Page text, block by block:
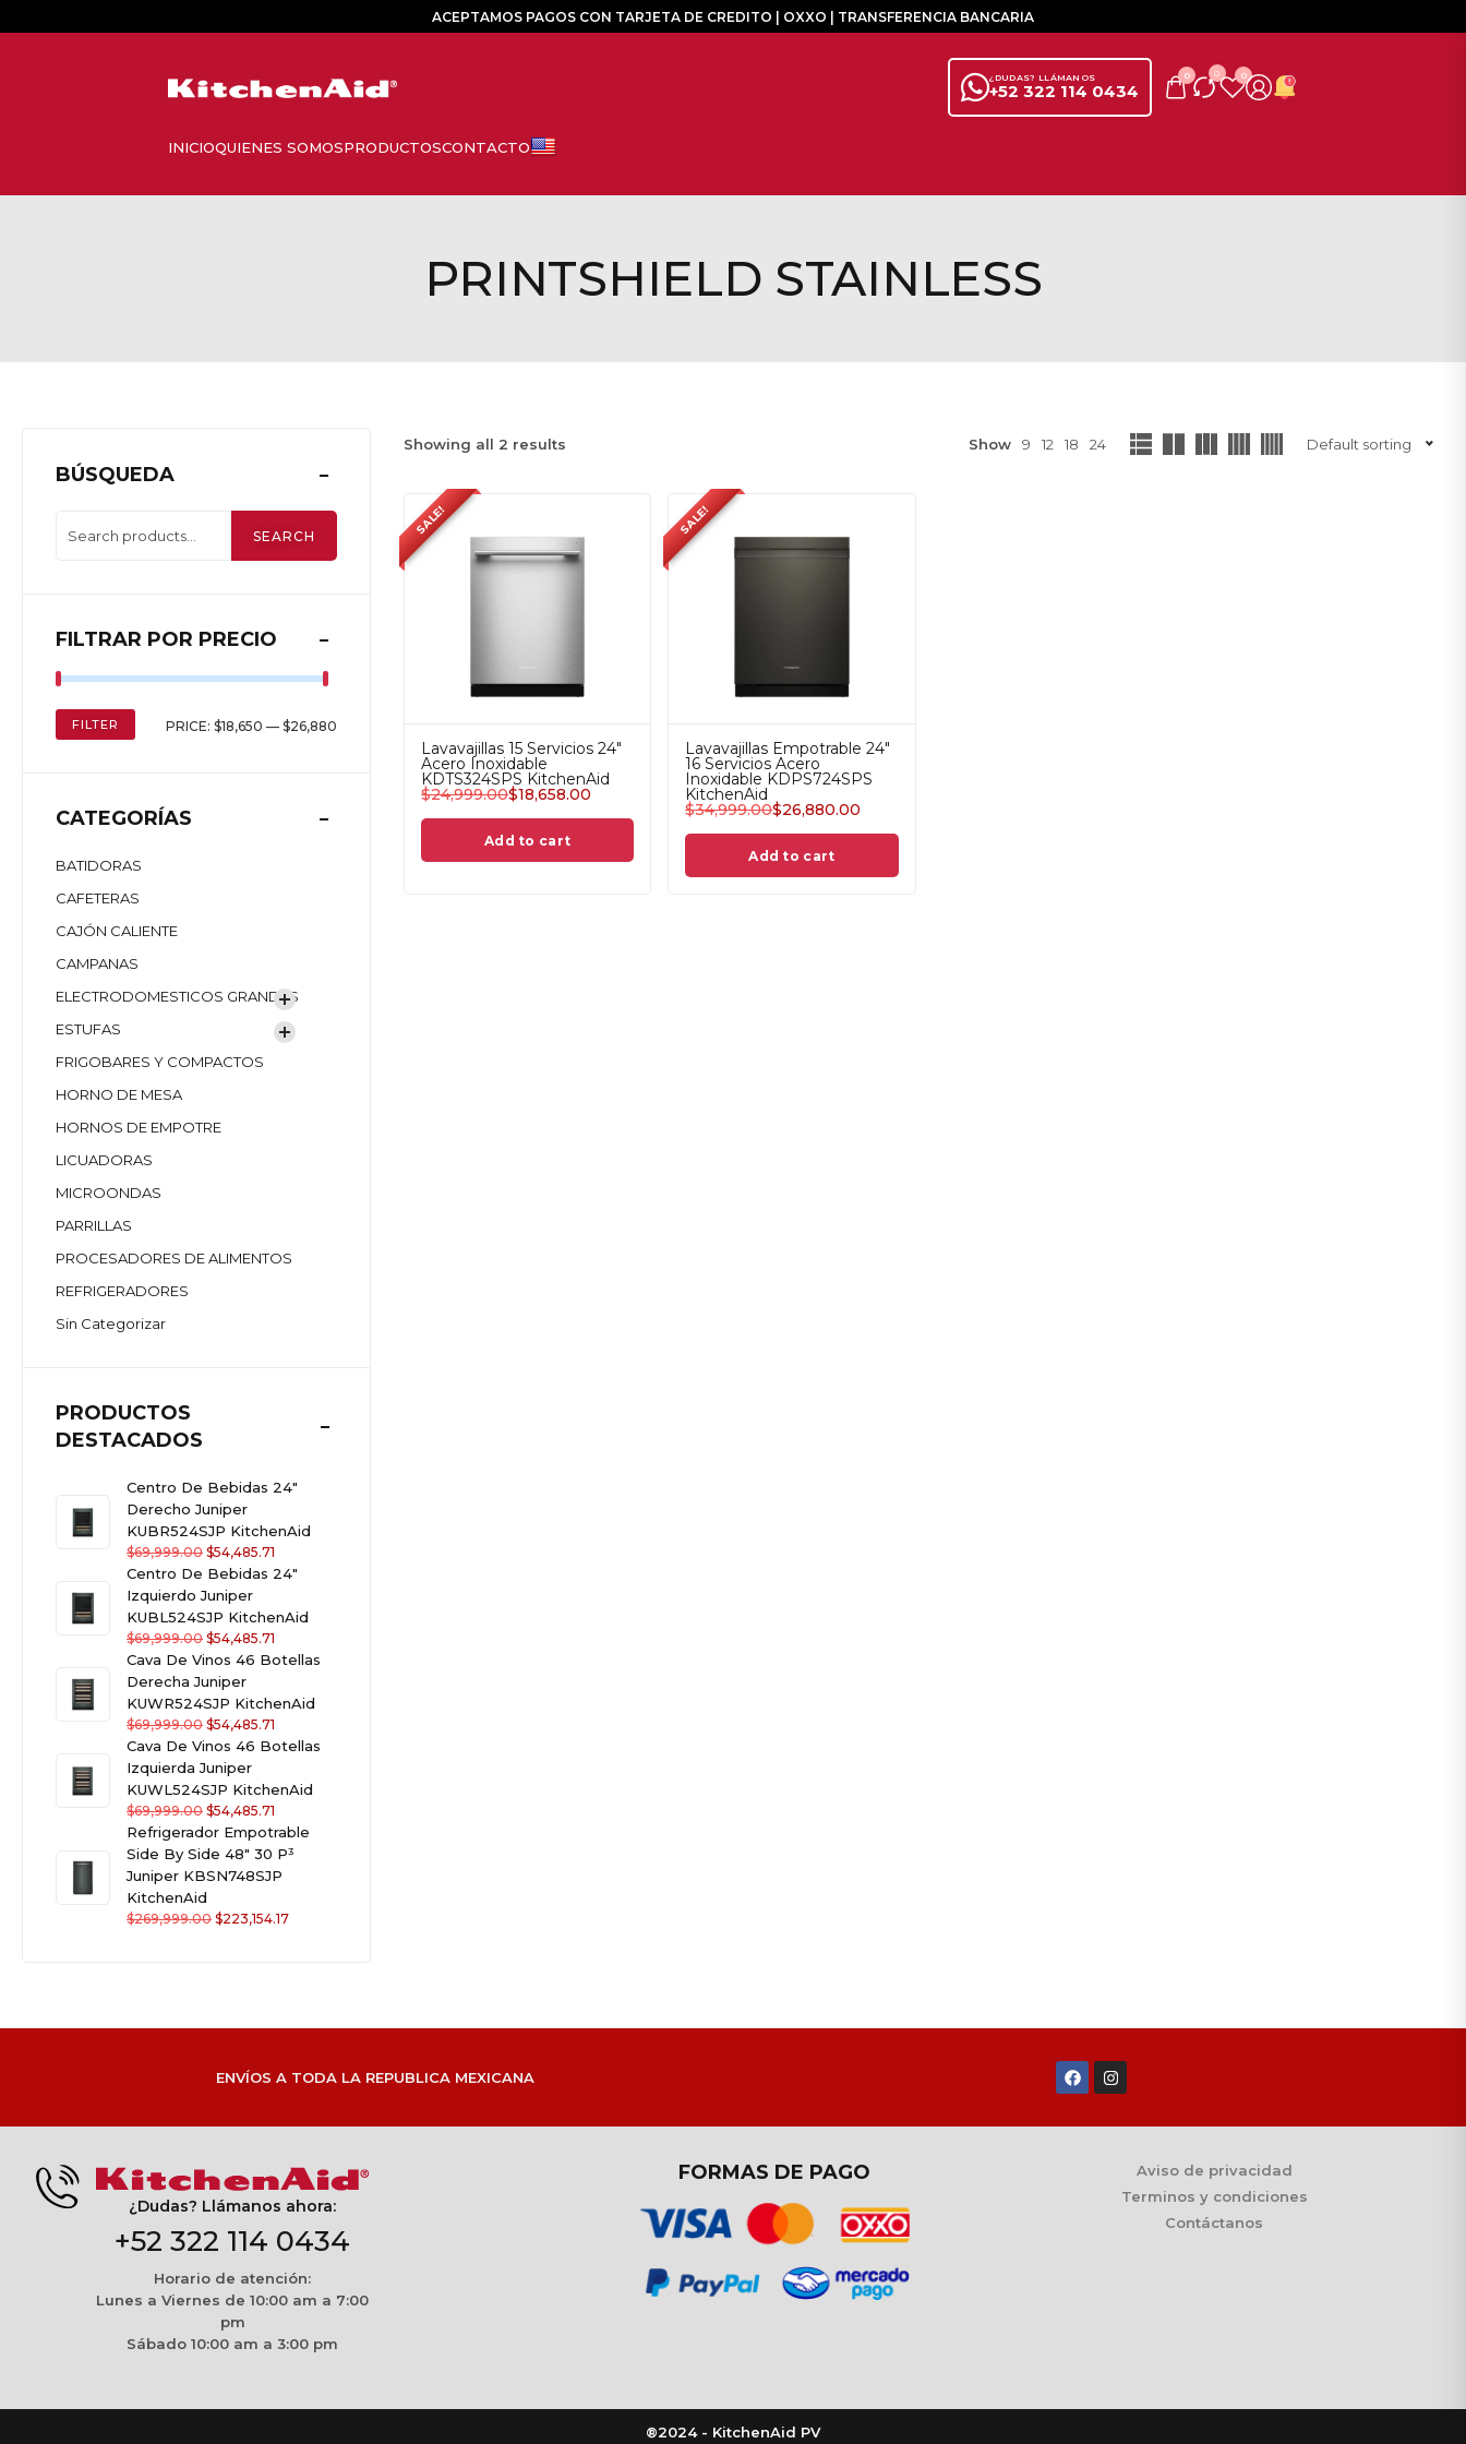
ACEPTAMOS PAGOS CON TARJETA DE CREDITO | OXXO | TRANSFERENCIA BANCARIA
+52 322 114 0434
¿DUDAS? LLÁMANOS 0 0 0
PRINTSHIELD STAINLESS
BÚSQUEDA
SEARCH
FILTRAR POR PRECIO
FILTER PRICE: $18,650 — $26,880
CATEGORÍAS
BATIDORAS
CAFETERAS
CAJÓN CALIENTE
CAMPANAS
ELECTRODOMESTICOS GRANDES
ESTUFAS
FRIGOBARES Y COMPACTOS
HORNO DE MESA
HORNOS DE EMPOTRE
LICUADORAS
MICROONDAS
PARRILLAS
PROCESADORES DE ALIMENTOS
REFRIGERADORES
Sin Categorizar
PRODUCTOS
DESTACADOS
Centro De Bebidas 24"
Derecho Juniper
KUBR524SJP KitchenAid
$69,999.00 $54,485.71
Centro De Bebidas 24"
Izquierdo Juniper
KUBL524SJP KitchenAid
$69,999.00 $54,485.71
Cava De Vinos 46 Botellas
Derecha Juniper
KUWR524SJP KitchenAid
$69,999.00 $54,485.71
Cava De Vinos 46 Botellas
Izquierda Juniper
KUWL524SJP KitchenAid
$69,999.00 $54,485.71
Refrigerador Empotrable
Side By Side 48" 30 P³
Juniper KBSN748SJP
KitchenAid
$269,999.00 $223,154.17
Showing all 2 results Show 9 12 18 24 Default sorting
SALE!
Lavavajillas 15 Servicios 24"
Acero Inoxidable
KDTS324SPS KitchenAid
$24,999.00$18,658.00
Add to cart
SALE!
Lavavajillas Empotrable 24"
16 Servicios Acero
Inoxidable KDPS724SPS
KitchenAid
$34,999.00$26,880.00
Add to cart
ENVÍOS A TODA LA REPUBLICA MEXICANA
¿Dudas? Llámanos ahora:
+52 322 114 0434
Horario de atención:
Lunes a Viernes de 10:00 am a 7:00
pm
Sábado 10:00 am a 3:00 pm
FORMAS DE PAGO
Aviso de privacidad
Terminos y condiciones
Contáctanos
®2024 - KitchenAid PV